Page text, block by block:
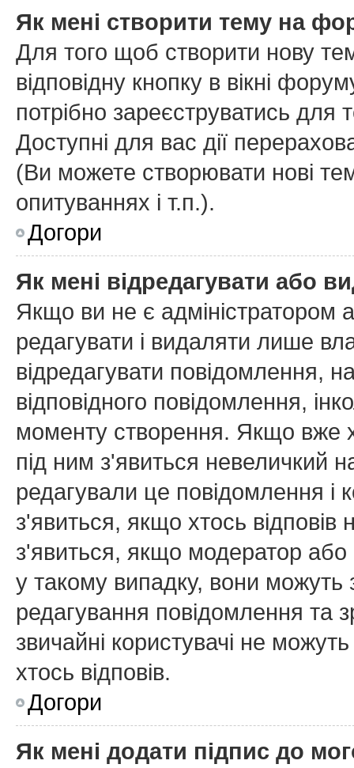
Як мені створити тему на
Для того щоб створити нову
відповідну кнопку в вікні
потрібно зареєструватись для
Доступні для вас дії
(Ви можете створювати нові
опитуваннях і т.п.).
Догори
Як мені відредагувати або
Якщо ви не є
редагувати і видаляти лише
відредагувати повідомлення,
відповідного повідомлення,
моменту створення. Якщо вже
під ним з'явиться невеличкий
редагували це повідомлення і
з'явиться, якщо хтось
з'явиться, якщо модератор або
у такому випадку, вони
редагування повідомлення та
звичайні користувачі не
хтось відповів.
Догори
Як мені додати підпис до